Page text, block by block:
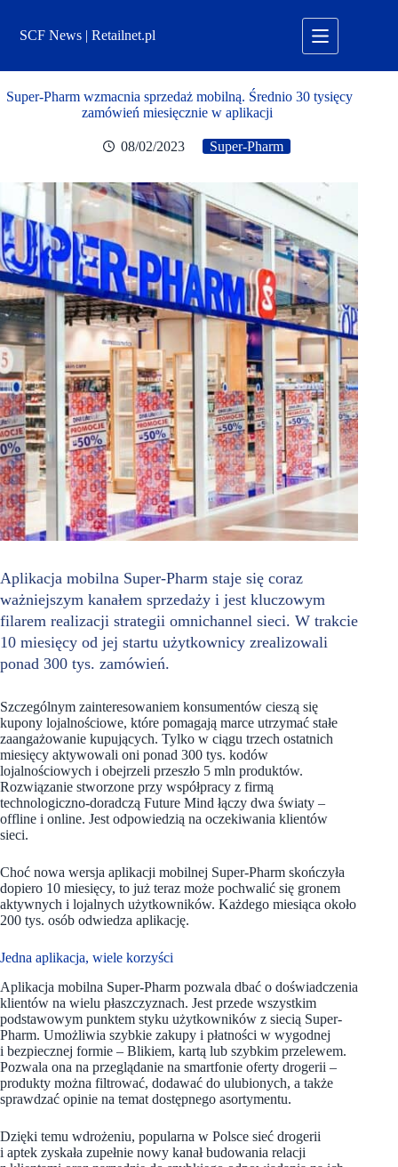
treściSCF News | Retailnet.pl
Super-Pharm wzmacnia sprzedaż mobilną. Średnio 30 tysięcy
zamówień miesięcznie w aplikacji
08/02/2023 Super-Pharm
Aplikacja mobilna Super-Pharm staje się coraz
ważniejszym kanałem sprzedaży i jest kluczowym
filarem realizacji strategii omnichannel sieci. W trakcie
10 miesięcy od jej startu użytkownicy zrealizowali
ponad 300 tys. zamówień.
Szczególnym zainteresowaniem konsumentów cieszą się
kupony lojalnościowe, które pomagają marce utrzymać stałe
zaangażowanie kupujących. Tylko w ciągu trzech ostatnich
miesięcy aktywowali oni ponad 300 tys. kodów
lojalnościowych i obejrzeli przeszło 5 mln produktów.
Rozwiązanie stworzone przy współpracy z firmą
technologiczno-doradczą Future Mind łączy dwa światy –
offline i online. Jest odpowiedzią na oczekiwania klientów
sieci.
Choć nowa wersja aplikacji mobilnej Super-Pharm skończyła
dopiero 10 miesięcy, to już teraz może pochwalić się gronem
aktywnych i lojalnych użytkowników. Każdego miesiąca około
200 tys. osób odwiedza aplikację.
Jedna aplikacja, wiele korzyści
Aplikacja mobilna Super-Pharm pozwala dbać o doświadczenia
klientów na wielu płaszczyznach. Jest przede wszystkim
podstawowym punktem styku użytkowników z siecią Super-
Pharm. Umożliwia szybkie zakupy i płatności w wygodnej
i bezpiecznej formie – Blikiem, kartą lub szybkim przelewem.
Pozwala ona na przeglądanie na smartfonie oferty drogerii –
produkty można filtrować, dodawać do ulubionych, a także
sprawdzać opinie na temat dostępnego asortymentu.
Dzięki temu wdrożeniu, popularna w Polsce sieć drogerii
i aptek zyskała zupełnie nowy kanał budowania relacji